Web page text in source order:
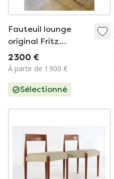
Fauteuil lounge
original Fritz
Hansen Ro™ –
Jaime Hayon –
2 300 €
À partir de 1 900 €
Sélectionné